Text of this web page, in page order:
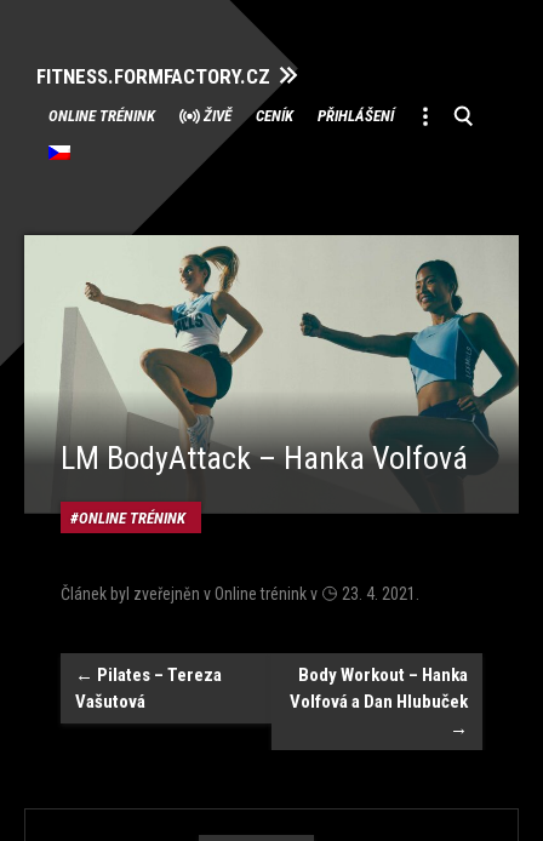
FITNESS.FORMFACTORY.CZ
Přeskočit
na
obsah
ONLINE TRÉNINK ŽIVĚ CENÍK PŘIHLÁŠENÍ
LM BodyAttack – Hanka Volfová
ONLINE TRÉNINK
Článek byl zveřejněn vOnline tréninkv 23. 4. 2021
Navigace
← Pilates – Tereza
Vašutová
Body Workout – Hanka
Volfová a Dan Hlubuček
→